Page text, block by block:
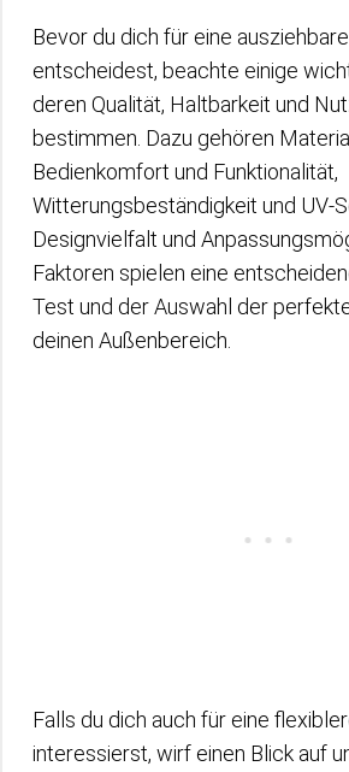
Bevor du dich für eine
entscheidest, beachte einige
deren Qualität, Haltbarkeit und
bestimmen. Dazu gehören
Bedienkomfort und Funktionalität,
Witterungsbeständigkeit und UV-
Designvielfalt und
Faktoren spielen eine
Test und der Auswahl der
deinen Außenbereich.
Falls du dich auch für eine
interessierst, wirf einen Blick auf